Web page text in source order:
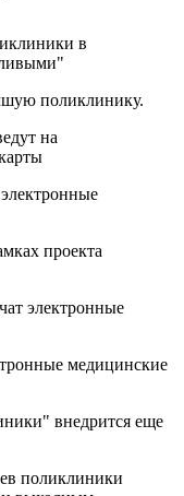
в
поликлинику.
проекта
медицинские
внедрится еще